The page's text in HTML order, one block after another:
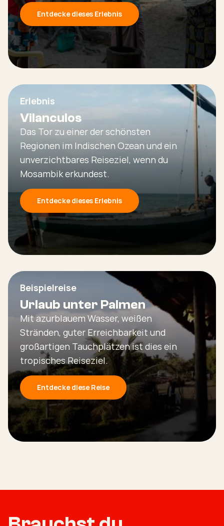
Entdecke dieses Erlebnis
Erlebnis
Vilanculos
Das Tor zu einer der schönsten
Regionen im Indischen Ozean und ein
unverzichtbares Reiseziel, wenn du
Mosambik erkundest.
Entdecke dieses Erlebnis
Beispielreise
Urlaub unter Palmen
Mit azurblauem Wasser, weißen
Stränden, guter Erreichbarkeit und
großartigen Tauchplätzen ist dies ein
tropisches Reiseziel.
Entdecke diese Reise